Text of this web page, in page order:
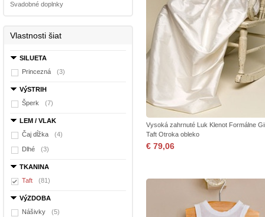
Svadobné doplnky
Vlastnosti šiat
SILUETA
Princezná
(3)
VýSTRIH
Šperk
(7)
LEM / VLAK
Čaj dĺžka
(4)
Dlhé (3)
TKANINA
Taft
(81)
VýZDOBA
Nášivky
(5)
Vysoká zahrnuté Luk Klenot Formálne
Taft Otroka obleko
€ 79,06